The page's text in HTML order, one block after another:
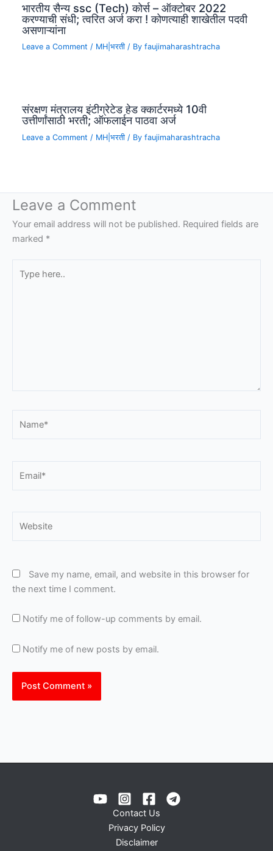
भारतीय सैन्य ssc (Tech) कोर्स – ऑक्टोबर 2022
करण्याची संधी; त्वरित अर्ज करा ! कोणत्याही शाखेतील पदवी
असणाऱ्यांना
Leave a Comment / MH|भरती / Byfaujimaharashtracha
संरक्षण मंत्रालय इंटीग्रेटेड हेड क्कार्टरमध्ये 10वी
उत्तीर्णांसाठी भरती; ऑफलाईन पाठवा अर्ज
Leave a Comment / MH|भरती / Byfaujimaharashtracha
Leave a Comment
Your email address will not be published. Required fields are
marked *
here..
Save my name, email, and website in this browser for
the next time I comment.
Notify me of follow-up comments by email.
Notify me of new posts by email.
Contact Us
Privacy Policy
Disclaimer